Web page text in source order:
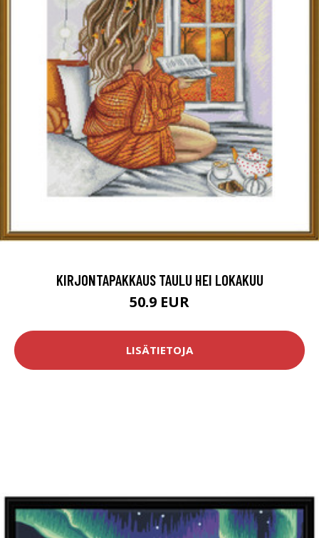
KIRJONTAPAKKAUS TAULU HEI LOKAKUU
50.9 EUR
LISÄTIETOJA